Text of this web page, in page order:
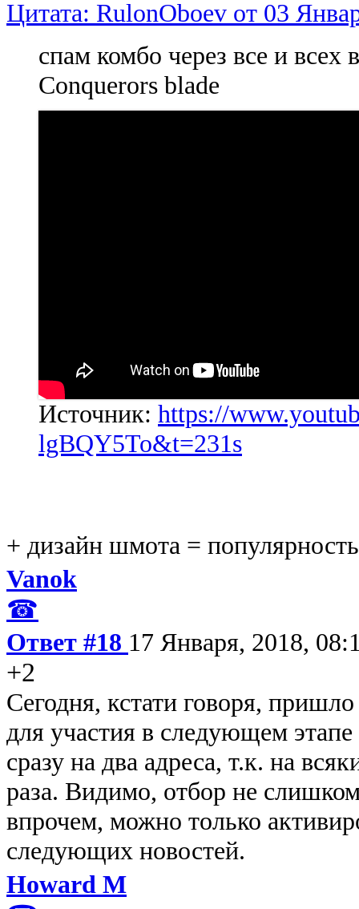
Цитата: RulonOboev от 03
спам комбо через все и
Conquerors blade
Источник: https://
lgBQY5To&t=231s
+ дизайн шмота =
Vanok
☎
Ответ #18 17 Января, 2018,
+2
Сегодня, кстати говоря,
для участия в следующем
сразу на два адреса, т.к. на
раза. Видимо, отбор не
впрочем, можно только
следующих новостей.
Howard M